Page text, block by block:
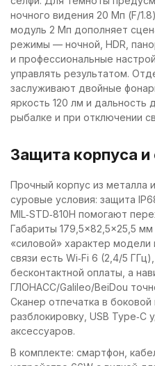
ночного видения 20 Мп (F/
модуль 2 Мп дополняет
режимы — ночной, HDR,
и профессиональные
управлять результатом.
заслуживают двойные
яркость 120 лм и дальность
рыбалке и при отключении
Защита корпуса и
Прочный корпус из металла
суровые условия: защита
MIL‑STD‑810H помогают
Габариты 179,5×82,5×25,5
«силовой» характер
связи есть Wi‑Fi 6 (2,4/5
бесконтактной оплаты, а
ГЛОНАСС/Galileo/BeiDou
Сканер отпечатка в боковой
разблокировку, USB Type‑C
аксессуаров.
В комплекте: смартфон,